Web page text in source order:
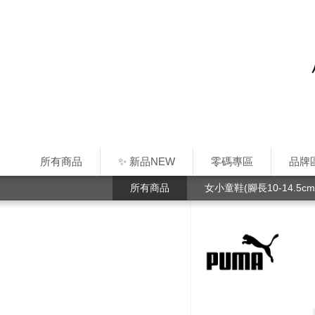
所有商品 ✨ 新品NEW 零碼專區 品牌
所有商品 女小童鞋(腳長10-